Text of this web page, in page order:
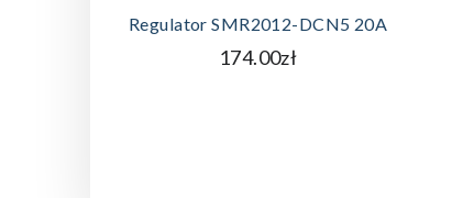
Regulator SMR2012-DCN5 20A
174.00zł